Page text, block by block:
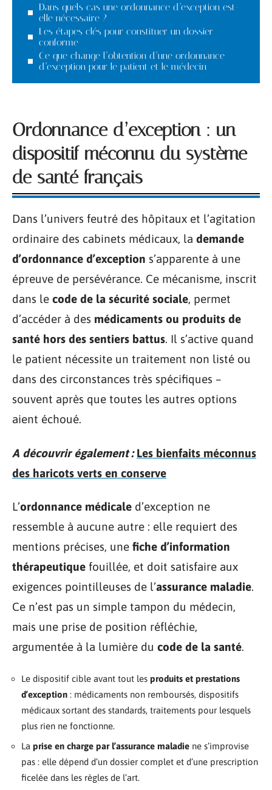
Dans quels cas une ordonnance d’exception est-
elle nécessaire ?
Les étapes clés pour constituer un dossier
conforme
Ce que change l’obtention d’une ordonnance
d’exception pour le patient et le médecin
Ordonnance d’exception : un
dispositif méconnu du système
de santé français
Dans l’univers feutré des hôpitaux et l’agitation
ordinaire des cabinets médicaux, la demande
d’ordonnance d’exception s’apparente à une
épreuve de persévérance. Ce mécanisme, inscrit
dans le code de la sécurité sociale, permet
d’accéder à des médicaments ou produits de
santé hors des sentiers battus. Il s’active quand
le patient nécessite un traitement non listé ou
dans des circonstances très spécifiques –
souvent après que toutes les autres options
aient échoué.
A découvrir également : Les bienfaits méconnus
des haricots verts en conserve
L’ordonnance médicale d’exception ne
ressemble à aucune autre : elle requiert des
mentions précises, une fiche d’information
thérapeutique fouillée, et doit satisfaire aux
exigences pointilleuses de l’assurance maladie.
Ce n’est pas un simple tampon du médecin,
mais une prise de position réfléchie,
argumentée à la lumière du code de la santé.
Le dispositif cible avant tout les produits et prestations
d’exception : médicaments non remboursés, dispositifs
médicaux sortant des standards, traitements pour lesquels
plus rien ne fonctionne.
La prise en charge par l’assurance maladie ne s’improvise
pas : elle dépend d’un dossier complet et d’une prescription
ficelée dans les règles de l’art.